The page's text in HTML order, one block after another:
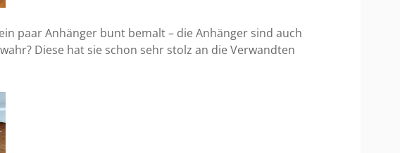
paar Anhänger bunt bemalt – die Anhänger sind auch
Diese hat sie schon sehr stolz an die Verwandten